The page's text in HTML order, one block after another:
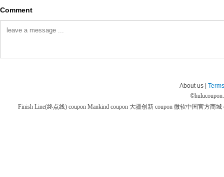
Comment
About us |
©
Finish Line(终点线) coupon Mankind coupon 大疆创新 coupon 微软中国官方商城